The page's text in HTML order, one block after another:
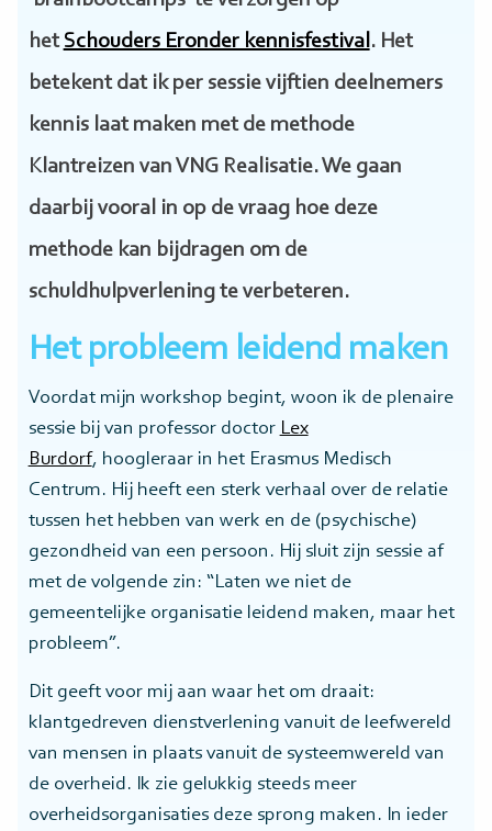
het Schouders Eronder kennisfestival. Het
betekent dat ik per sessie vijftien deelnemers
kennis laat maken met de methode
Klantreizen van VNG Realisatie. We gaan
daarbij vooral in op de vraag hoe deze
methode kan bijdragen om de
schuldhulpverlening te verbeteren.
Het probleem leidend maken
Voordat mijn workshop begint, woon ik de plenaire
sessie bij van professor doctor Lex
Burdorf, hoogleraar in het Erasmus Medisch
Centrum. Hij heeft een sterk verhaal over de relatie
tussen het hebben van werk en de (psychische)
gezondheid van een persoon. Hij sluit zijn sessie af
met de volgende zin: “Laten we niet de
gemeentelijke organisatie leidend maken, maar het
probleem”.
Dit geeft voor mij aan waar het om draait:
klantgedreven dienstverlening vanuit de leefwereld
van mensen in plaats vanuit de systeemwereld van
de overheid. Ik zie gelukkig steeds meer
overheidsorganisaties deze sprong maken. In ieder